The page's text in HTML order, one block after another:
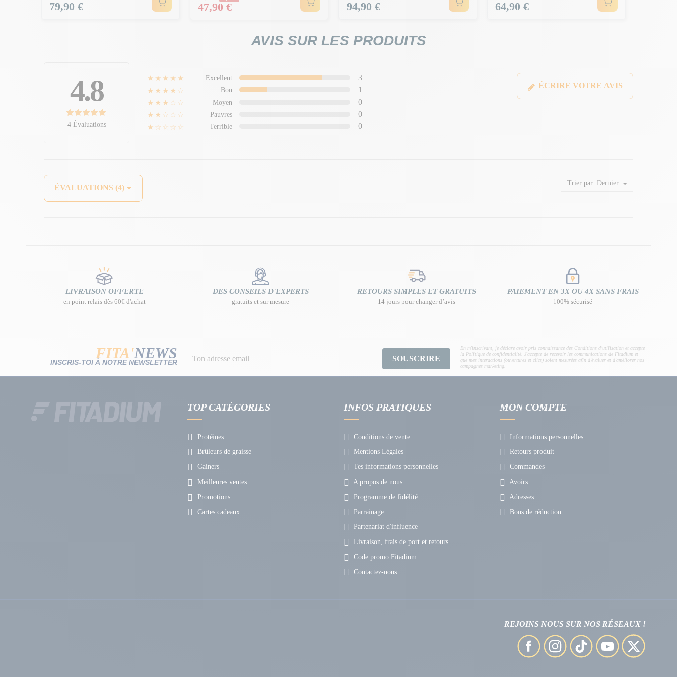
Prix
79,90 € Prix
47,90 € Prix
94,90 € Prix
64,90 €
AVIS SUR LES PRODUITS
4.8
4 Évaluations
★★★★★ Excellent
3
★★★★☆
Bon
1
★★★☆☆
Moyen
0
★★☆☆☆
Pauvres
0
★☆☆☆☆
Terrible 0
ÉCRIRE VOTRE AVIS
ÉVALUATIONS (4)
Trier par: Dernier
LIVRAISON OFFERTE
en point relais dès 60€ d'achat
DES CONSEILS D'EXPERTS
gratuits et sur mesure
RETOURS SIMPLES ET GRATUITS
14 jours pour changer d’avis
PAIEMENT EN 3X OU 4X SANS FRAIS
100% sécurisé
FITA'NEWS
INSCRIS-TOI À NOTRE NEWSLETTER SOUSCRIRE
En m'inscrivant, je déclare avoir pris connaissance des Conditions d’utilisation et accepte
la Politique de confidentialité. J'accepte de recevoir les communications de Fitadium et
que mes interactions (ouvertures et clics) soient mesurées afin d'évaluer et d'améliorer nos
campagnes marketing.
TOP CATÉGORIES
Protéines
Brûleurs de graisse
Gainers
Meilleures ventes
Promotions
Cartes cadeaux
INFOS PRATIQUES
Conditions de vente
Mentions Légales
Tes informations personnelles
A propos de nous
Programme de fidélité
Parrainage
Partenariat d'influence
Livraison, frais de port et retours
Code promo Fitadium
Contactez-nous
MON COMPTE
Informations personnelles
Retours produit
Commandes
Avoirs
Adresses
Bons de réduction
REJOINS NOUS SUR NOS RÉSEAUX !